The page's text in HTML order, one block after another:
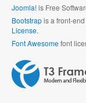
Joomla!is Free
Bootstrapis a front-
License.
Font Awesomefont